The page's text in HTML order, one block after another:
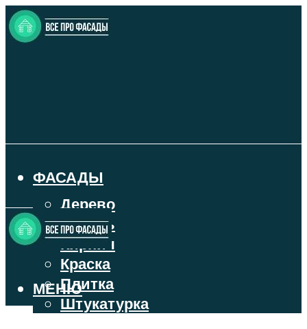
ФАСАДЫ
Дерево
Камень
Кирпич
Краска
Плитка
Штукатурка
МЕНЮ